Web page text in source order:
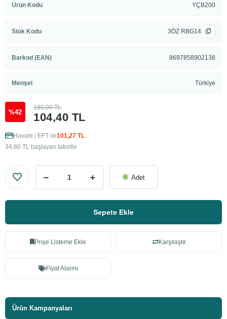
Ürün Kodu YÇB200
Stok Kodu 3ÖZ RBG14
Barkod (EAN) 8697858902138
Menşei Türkiye
%42 104,40 TL
180,00 TL
Havale / EFT ile101,27 TL
34,80 TL başlayan taksitle
Adet
Sepete Ekle
Proje Listeme Ekle Karşılaştır
Fiyat Alarmı
Ürün Kampanyaları